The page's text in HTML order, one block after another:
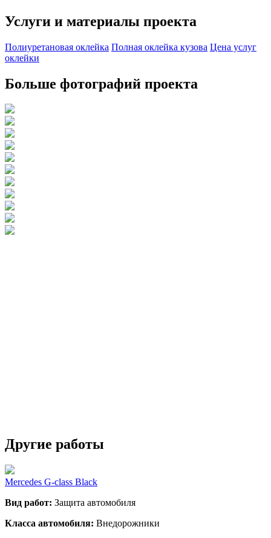
Услуги и материалы проекта
Полиуретановая оклейка Полная оклейка кузова Цена услуг
оклейки
Больше фотографий проекта
Другие работы
Mercedes G-class Black
Вид работ: Защита автомобиля
Класса автомобиля: Внедорожники